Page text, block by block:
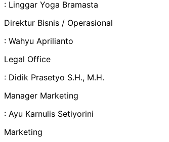
: Linggar Yoga Bramasta
Direktur Bisnis / Operasional
: Wahyu Aprilianto
Legal Office
: Didik Prasetyo S.H., M.H.
Manager Marketing
: Ayu Karnulis Setiyorini
Marketing